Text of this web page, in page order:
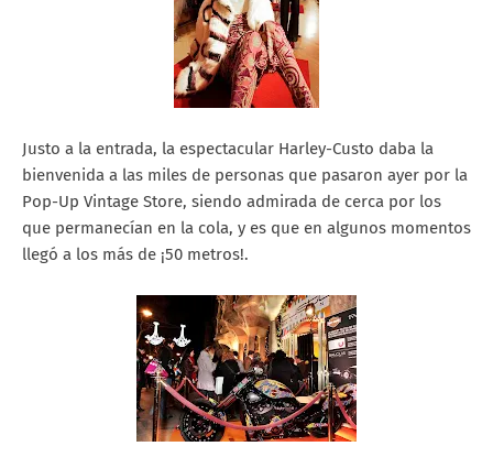
Justo a la entrada, la espectacular Harley-Custo daba la
bienvenida a las miles de personas que pasaron ayer por la
Pop-Up Vintage Store, siendo admirada de cerca por los
que permanecían en la cola, y es que en algunos momentos
llegó a los más de ¡50 metros!.